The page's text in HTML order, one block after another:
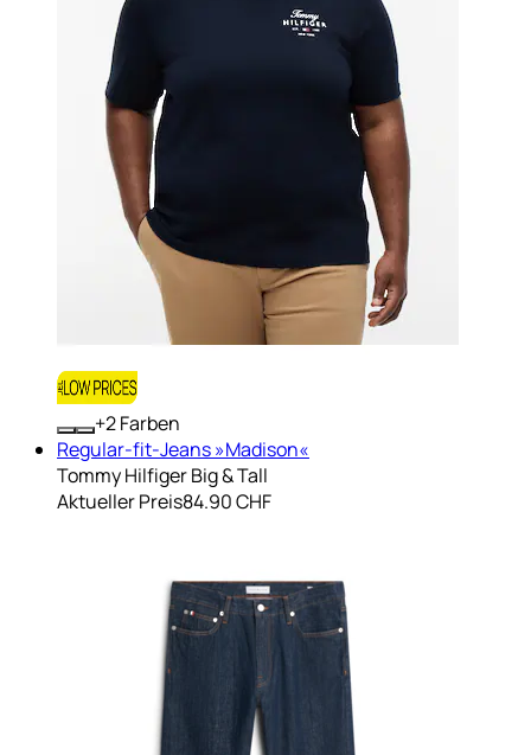
+ Farben
Regular-fit-Jeans »Madison«
Tommy Hilfiger Big & Tall
Aktueller Preis84.90 CHF